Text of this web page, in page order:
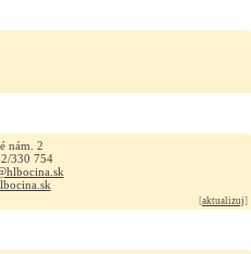
nám. 2
330 754
[aktualizuj]